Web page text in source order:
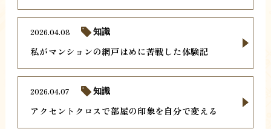
私がマンションの網戸はめに苦戦した体験記
2026.04.08 知識
アクセントクロスで部屋の印象を自分で変える
2026.04.07 知識